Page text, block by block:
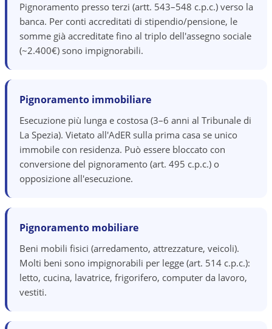
Pignoramento presso terzi (artt. 543–548 c.p.c.) verso la
banca. Per conti accreditati di stipendio/pensione, le
somme già accreditate fino al triplo dell'assegno sociale
(~2.400€) sono impignorabili.
Pignoramento immobiliare
Esecuzione più lunga e costosa (3–6 anni al Tribunale di
La Spezia). Vietato all'AdER sulla prima casa se unico
immobile con residenza. Può essere bloccato con
conversione del pignoramento (art. 495 c.p.c.) o
opposizione all'esecuzione.
Pignoramento mobiliare
Beni mobili fisici (arredamento, attrezzature, veicoli).
Molti beni sono impignorabili per legge (art. 514 c.p.c.):
letto, cucina, lavatrice, frigorifero, computer da lavoro,
vestiti.